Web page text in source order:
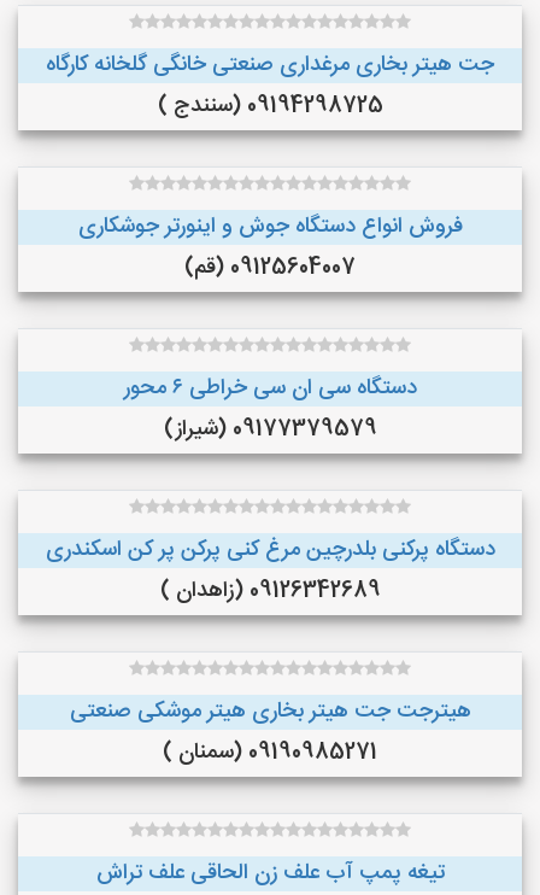
جت هیتر بخاری مرغداری صنعتی خانگی گلخانه کارگاه
09194298725 (سنندج )
فروش انواع دستگاه جوش و اینورتر جوشکاری
09125604007 (قم)
دستگاه سی ان سی خراطی ۶ محور
09177379579 (شیراز)
دستگاه پرکنی بلدرچین مرغ کنی پرکن پر کن اسکندری
09126342689 (زاهدان )
هیترجت جت هیتر بخاری هیتر موشکی صنعتی
09190985271 (سمنان )
تیغه پمپ آب علف زن الحاقی علف تراش